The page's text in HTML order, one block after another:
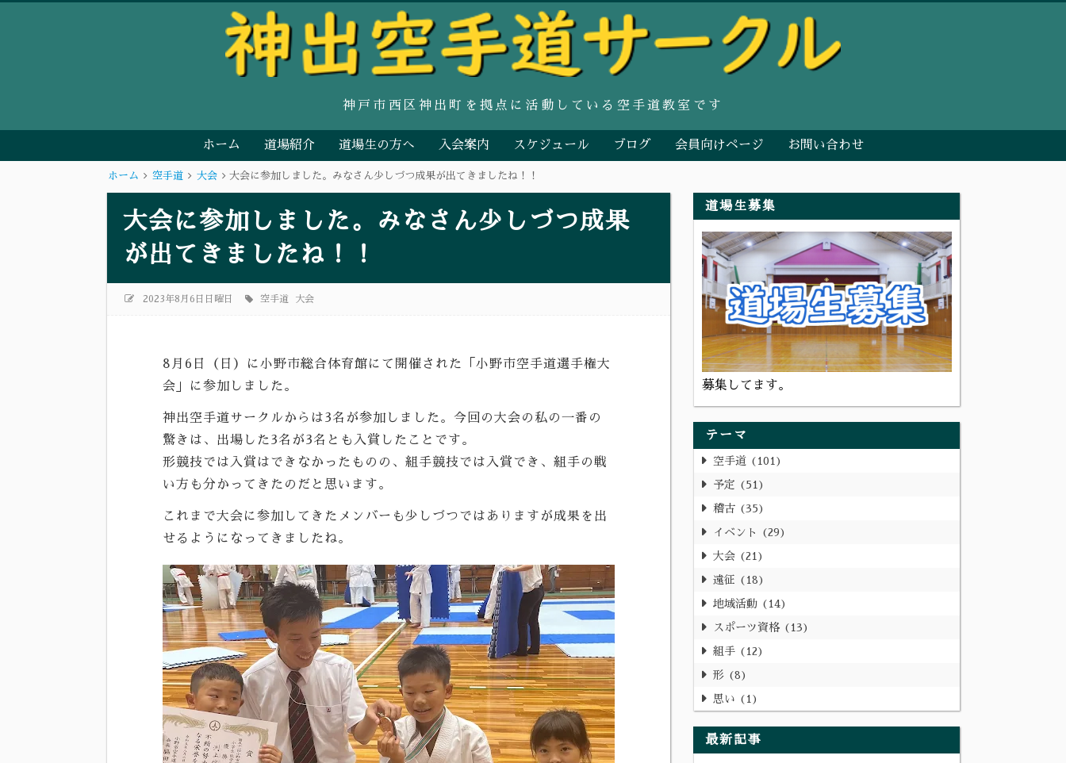
神戸市西区神出町を拠点に活動している空手道教室です
ホーム 道場紹介 道場生の方へ 入会案内 スケジュール ブログ 会員向けページ お問い合わせ
ホーム 空手道 大会 大会に参加しました。みなさん少しづつ成果が出てきましたね！！
大会に参加しました。みなさん少しづつ成果
が出てきましたね！！
2023年8月6日日曜日 空手道 大会
8月6日（日）に小野市総合体育館にて開催された「小野市空手道選手権大
会」に参加しました。
神出空手道サークルからは3名が参加しました。今回の大会の私の一番の
驚きは、出場した3名が3名とも入賞したことです。
形競技では入賞はできなかったものの、組手競技では入賞でき、組手の戦
い方も分かってきたのだと思います。
これまで大会に参加してきたメンバーも少しづつではありますが成果を出
せるようになってきましたね。
道場生募集
募集してます。
テーマ
空手道 101
予定 51
稽古 35
イベント 29
大会 21
遠征 18
地域活動 14
スポーツ資格 13
組手 12
形 8
思い 1
最新記事